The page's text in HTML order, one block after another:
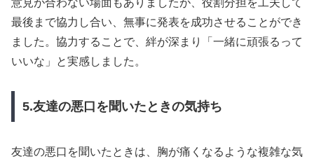
最後まで協力し合い、無事に発表を成功させることができ
ました。協力することで、絆が深まり「一緒に頑張るって
いいな」と実感しました。
5.友達の悪口を聞いたときの気持ち
友達の悪口を聞いたときは、胸が痛くなるような複雑な気